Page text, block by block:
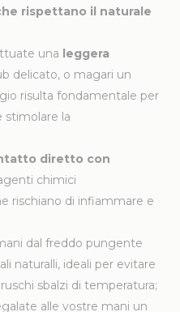
rispettano il naturale
una leggera
delicato, o magari un
risulta fondamentale per
stimolare la
diretto con
chimici
rischiano di infiammare e
dal freddo pungente
naturalli, ideali per evitare
sbalzi di temperatura;
alle vostre mani un